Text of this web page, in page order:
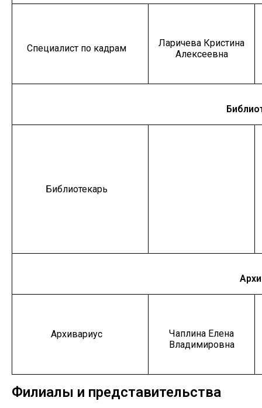
Специалист по кадрам
Ларичева Кристина
Алексеевна
Библиотекарь
Архивариус
Чаплина Елена
Владимировна
Филиалы и представительства